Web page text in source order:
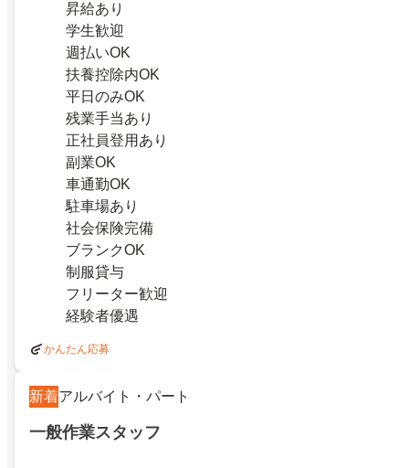
昇給あり
学生歓迎
週払いOK
扶養控除内OK
平日のみOK
残業手当あり
正社員登用あり
副業OK
車通勤OK
駐車場あり
社会保険完備
ブランクOK
制服貸与
フリーター歓迎
経験者優遇
かんたん応募
新着アルバイト・パート
一般作業スタッフ